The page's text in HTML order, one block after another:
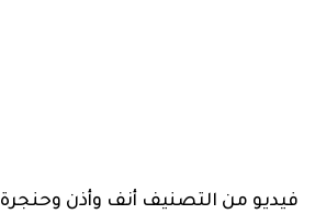
فيديو من التصنيف أنف وأذن وحنجرة